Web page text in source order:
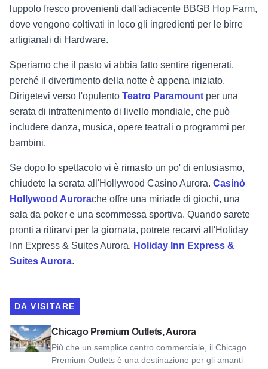
luppolo fresco provenienti dall'adiacente BBGB Hop Farm,
dove vengono coltivati in loco gli ingredienti per le birre
artigianali di Hardware.
Speriamo che il pasto vi abbia fatto sentire rigenerati,
perché il divertimento della notte è appena iniziato.
Dirigetevi verso l'opulento Teatro Paramount per una
serata di intrattenimento di livello mondiale, che può
includere danza, musica, opere teatrali o programmi per
bambini.
Se dopo lo spettacolo vi è rimasto un po' di entusiasmo,
chiudete la serata all'Hollywood Casino Aurora. Casinò
Hollywood Aurorache offre una miriade di giochi, una
sala da poker e una scommessa sportiva. Quando sarete
pronti a ritirarvi per la giornata, potrete recarvi all'Holiday
Inn Express & Suites Aurora. Holiday Inn Express &
Suites Aurora.
DA VISITARE
Chicago Premium Outlets, Aurora
Più che un semplice centro commerciale, il Chicago
Premium Outlets è una destinazione per gli amanti
Visualizza i Chicago Premium Outlets, Aurora